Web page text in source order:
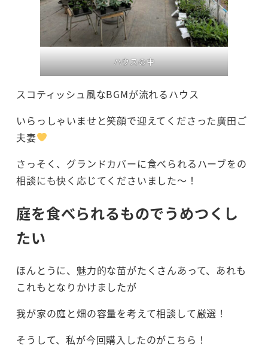
ハウスの中
スコティッシュ風なBGMが流れるハウス
いらっしゃいませと笑顔で迎えてくださった廣田ご
夫妻
さっそく、グランドカバーに食べられるハーブをの
相談にも快く応じてくださいました～！
庭を食べられるものでうめつくし
たい
ほんとうに、魅力的な苗がたくさんあって、あれも
これもとなりかけましたが
我が家の庭と畑の容量を考えて相談して厳選！
そうして、私が今回購入したのがこちら！